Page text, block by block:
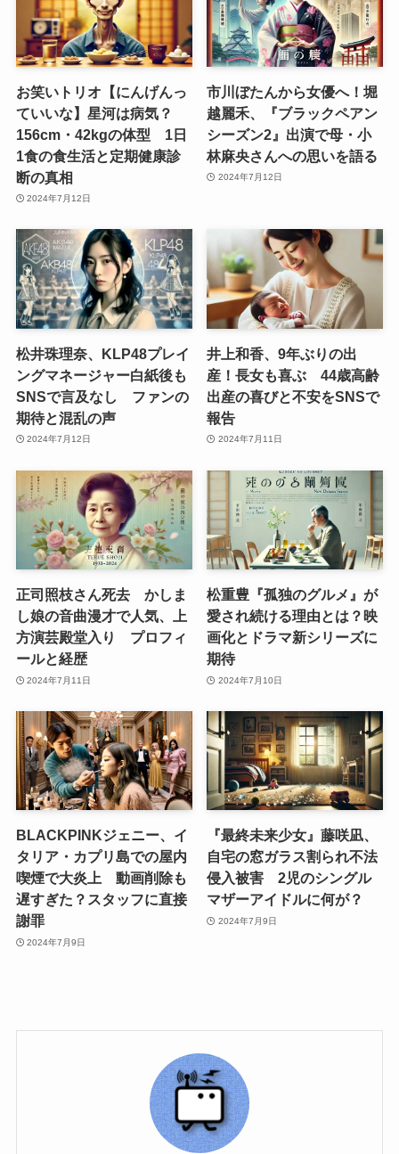
お笑いトリオ【にんげんっ
ていいな】星河は病気？
156cm・42kgの体型 1日
1食の食生活と定期健康診
断の真相
2024年7月12日
市川ぼたんから女優へ！堀
越麗禾、『ブラックペアン
シーズン2』出演で母・小
林麻央さんへの思いを語る
2024年7月12日
松井珠理奈、KLP48プレイ
ングマネージャー白紙後も
SNSで言及なし ファンの
期待と混乱の声
2024年7月12日
井上和香、9年ぶりの出
産！長女も喜ぶ 44歳高齢
出産の喜びと不安をSNSで
報告
2024年7月11日
正司照枝さん死去 かしま
し娘の音曲漫才で人気、上
方演芸殿堂入り プロフィ
ールと経歴
2024年7月11日
松重豊『孤独のグルメ』が
愛され続ける理由とは？映
画化とドラマ新シリーズに
期待
2024年7月10日
BLACKPINKジェニー、イ
タリア・カプリ島での屋内
喫煙で大炎上 動画削除も
遅すぎた？スタッフに直接
謝罪
2024年7月9日
『最終未来少女』藤咲凪、
自宅の窓ガラス割られ不法
侵入被害 2児のシングル
マザーアイドルに何が？
2024年7月9日